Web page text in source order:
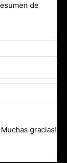
de
gracias!